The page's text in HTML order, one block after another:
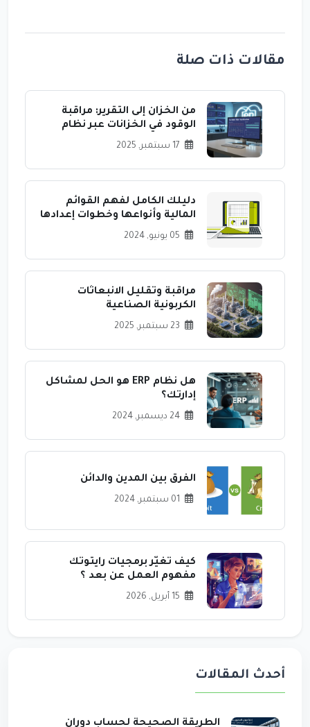
مقالات ذات صلة
من الخزان إلى التقرير: مراقبة
الوقود في الخزانات عبر نظام
Raito‑ERP
دليلك الكامل لفهم القوائم
المالية وأنواعها وخطوات إعدادها
مراقبة وتقليل الانبعاثات
الكربونية الصناعية
هل نظام ERP هو الحل لمشاكل
إدارتك؟
الفرق بين المدين والدائن
كيف تغيّر برمجيات رايتوتك
مفهوم العمل عن بعد ؟
أحدث المقالات
الطريقة الصحيحة لحساب دوران